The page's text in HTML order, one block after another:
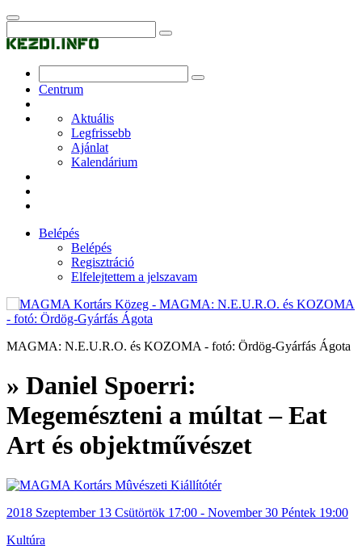
Centrum
Aktuális
Legfrissebb
Ajánlat
Kalendárium
Belépés
Belépés
Regisztráció
Elfelejtettem a jelszavam
MAGMA: N.E.U.R.O. és KOZOMA - fotó: Ördög-Gyárfás Ágota
» Daniel Spoerri:
Megemészteni a múltat ‒ Eat
Art és objektművészet
2018 Szeptember 13 Csütörtök 17:00 - November 30 Péntek 19:00
Kultúra